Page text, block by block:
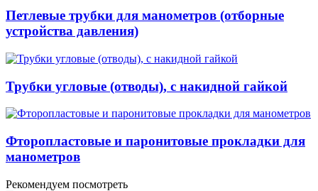
Петлевые трубки для манометров (отборные
устройства давления)
Трубки угловые (отводы), с накидной гайкой
Фторопластовые и паронитовые прокладки для
манометров
Рекомендуем посмотреть